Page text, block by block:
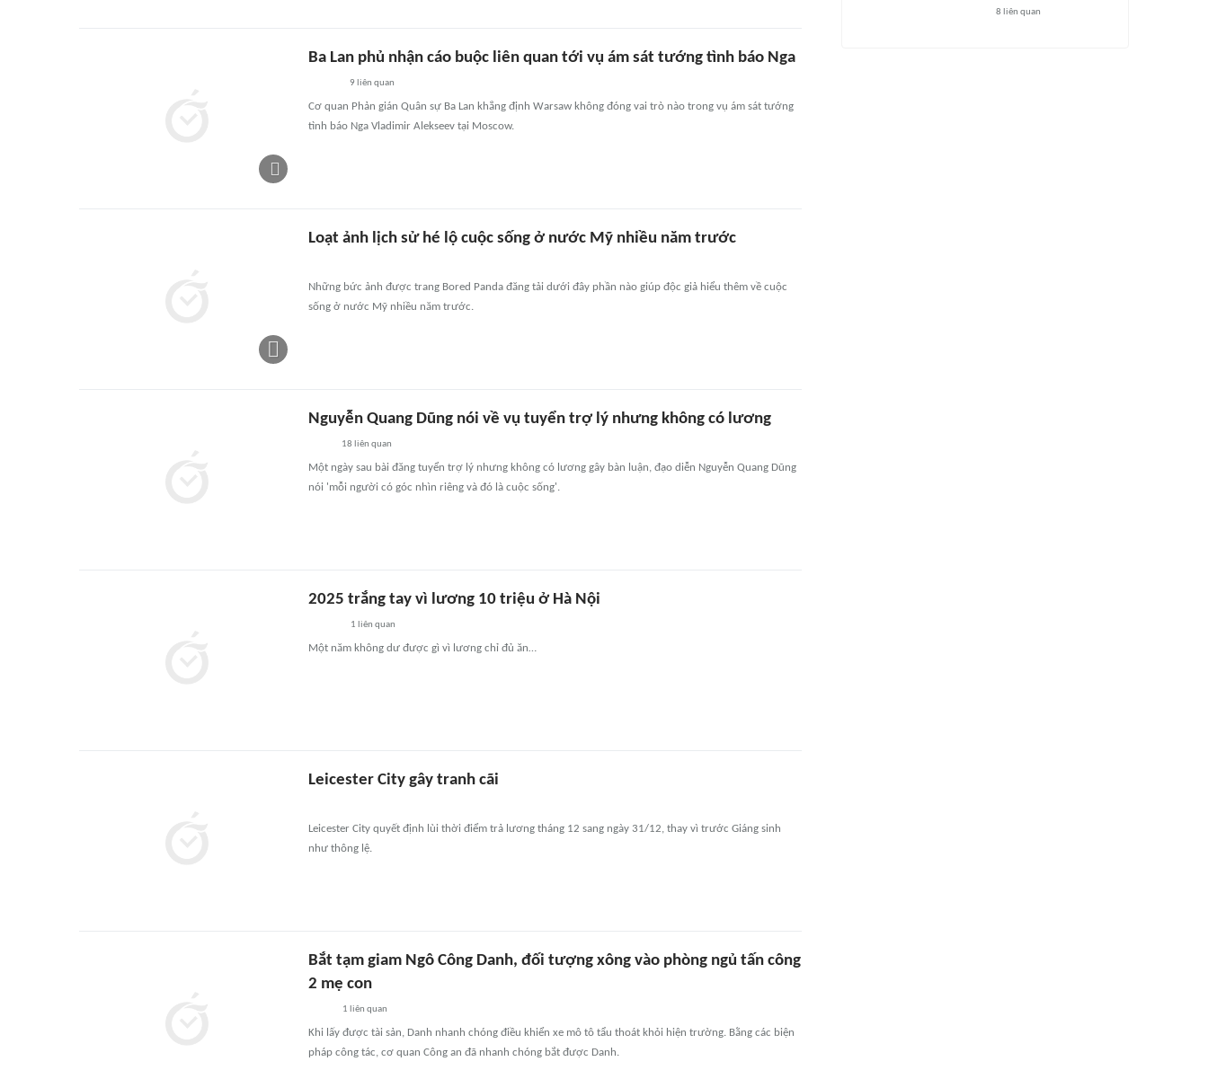
Ba Lan phủ nhận cáo buộc liên quan tới vụ ám sát tướng tình báo Nga
9 liên quan
Cơ quan Phản gián Quân sự Ba Lan khẳng định Warsaw không đóng vai trò nào trong vụ ám sát tướng
tình báo Nga Vladimir Alekseev tại Moscow.
Loạt ảnh lịch sử hé lộ cuộc sống ở nước Mỹ nhiều năm trước
Những bức ảnh được trang Bored Panda đăng tải dưới đây phần nào giúp độc giả hiểu thêm về cuộc
sống ở nước Mỹ nhiều năm trước.
Nguyễn Quang Dũng nói về vụ tuyển trợ lý nhưng không có lương
18 liên quan
Một ngày sau bài đăng tuyển trợ lý nhưng không có lương gây bàn luận, đạo diễn Nguyễn Quang Dũng
nói 'mỗi người có góc nhìn riêng và đó là cuộc sống'.
2025 trắng tay vì lương 10 triệu ở Hà Nội
1 liên quan
Một năm không dư được gì vì lương chỉ đủ ăn…
Leicester City gây tranh cãi
Leicester City quyết định lùi thời điểm trả lương tháng 12 sang ngày 31/12, thay vì trước Giáng sinh
như thông lệ.
Bắt tạm giam Ngô Công Danh, đối tượng xông vào phòng ngủ tấn công
2 mẹ con
1 liên quan
Khi lấy được tài sản, Danh nhanh chóng điều khiển xe mô tô tẩu thoát khỏi hiện trường. Bằng các biện
pháp công tác, cơ quan Công an đã nhanh chóng bắt được Danh.
8 liên quan